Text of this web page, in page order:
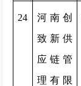
24
河南创
致新供
应链管
理有限